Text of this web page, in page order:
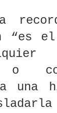
“es
una